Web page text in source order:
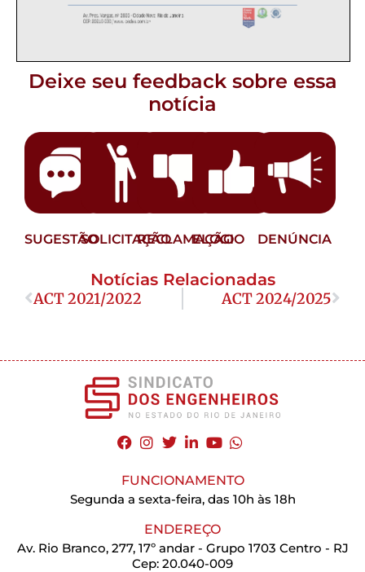
Deixe seu feedback sobre essa
notícia
SUGESTÃOSOLICITAÇÃORECLAMAÇÃO
ELOGIO DENÚNCIA
Notícias Relacionadas
ACT 2021/2022 ACT 2024/2025
FUNCIONAMENTO
Segunda a sexta-feira, das 10h às 18h
ENDEREÇO
Av. Rio Branco, 277, 17º andar - Grupo 1703 Centro - RJ
Cep: 20.040-009